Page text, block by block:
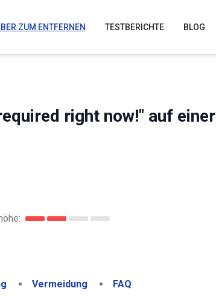
ZUM ENTFERNEN TESTBERICHTE BLOG
right now!" auf einer
Vermeidung FAQ